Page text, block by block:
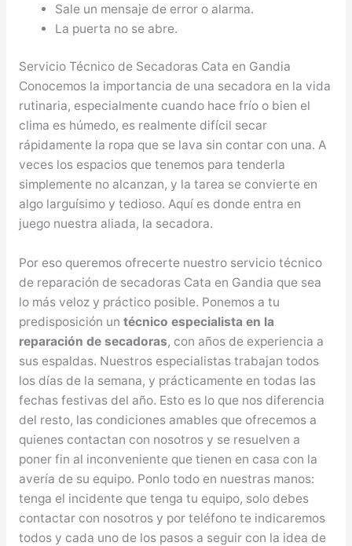
Sale un mensaje de error o alarma.
La puerta no se abre.
Servicio Técnico de Secadoras Cata en Gandia
Conocemos la importancia de una secadora en la vida
rutinaria, especialmente cuando hace frío o bien el
clima es húmedo, es realmente difícil secar
rápidamente la ropa que se lava sin contar con una. A
veces los espacios que tenemos para tenderla
simplemente no alcanzan, y la tarea se convierte en
algo larguísimo y tedioso. Aquí es donde entra en
juego nuestra aliada, la secadora.
Por eso queremos ofrecerte nuestro servicio técnico
de reparación de secadoras Cata en Gandia que sea
lo más veloz y práctico posible. Ponemos a tu
predisposición un técnico especialista en la
reparación de secadoras, con años de experiencia a
sus espaldas. Nuestros especialistas trabajan todos
los días de la semana, y prácticamente en todas las
fechas festivas del año. Esto es lo que nos diferencia
del resto, las condiciones amables que ofrecemos a
quienes contactan con nosotros y se resuelven a
poner fin al inconveniente que tienen en casa con la
avería de su equipo. Ponlo todo en nuestras manos:
tenga el incidente que tenga tu equipo, solo debes
contactar con nosotros y por teléfono te indicaremos
todos y cada uno de los pasos a seguir con la idea de